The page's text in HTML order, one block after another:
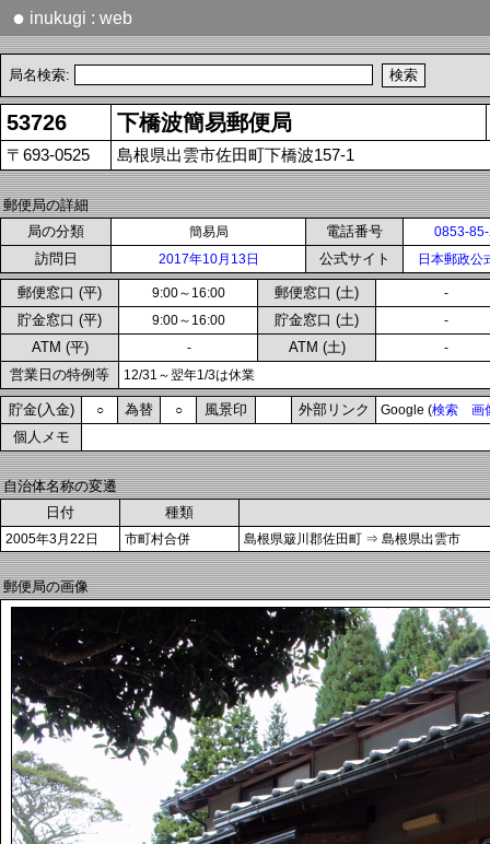
● inukugi : web
局名検索:
53726 下橋波簡易郵便局
〒693-0525 島根県出雲市佐田町下橋波157-1
郵便局の詳細
局の分類
簡易局 電話番号 0853-
訪問日 2017年10月13日 公式サイト 日本郵政公
郵便窓口 (平) 9:00～16:00 郵便窓口 (土) -
貯金窓口 (平) 9:00～16:00 貯金窓口 (土) -
ATM (平) - ATM (土) -
営業日の特例等 12/31～翌年1/3は休業
貯金(入金) ○ 為替 ○ 風景印 外部リンク Google (検索 画
個人メモ
自治体名称の変遷
日付
種類
2005年3月22日 市町村合併 島根県簸川郡佐田町 ⇒ 島根県出雲市
郵便局の画像